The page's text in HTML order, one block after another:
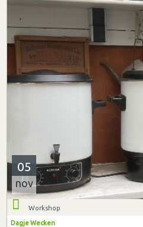
05
nov
Workshop
Dagje Wecken